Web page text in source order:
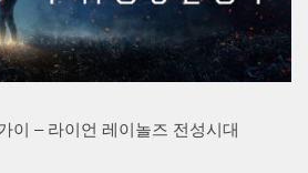
이 – 라이언 레이놀즈 전성시대